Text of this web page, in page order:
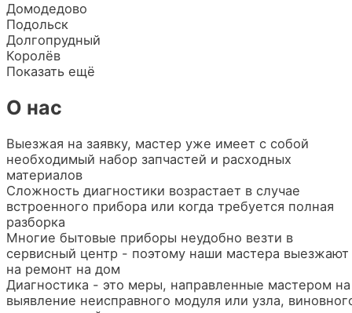
Домодедово
Подольск
Долгопрудный
Королёв
Показать ещё
О нас
Выезжая на заявку, мастер уже имеет с собой
необходимый набор запчастей и расходных
материалов
Сложность диагностики возрастает в случае
встроенного прибора или когда требуется полная
разборка
Многие бытовые приборы неудобно везти в
сервисный центр - поэтому наши мастера выезжают
на ремонт на дом
Диагностика - это меры, направленные мастером на
выявление неисправного модуля или узла,